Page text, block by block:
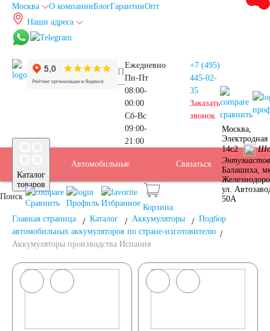
Москва О компанииБлогГарантииОпт
Наши адреса
Ежедневно
Пн-Пт
08:00-
00:00
Сб-Вс
09:00-
21:00
+7 (495)
445-02-
35
Заказать
звонок сравнить
Каталог
товаров
Автомобильные
аккумуляторы
Аккумуляторы для
Подбор
АКБ
Услуги
Бренды
Доставка
Оплата
Б/У
Контакты
Связаться Москва
Москва,
14с2
Энтузиастов
Балашиха,
ул.
50А
Поиск
Сравнить Профиль Избранное Корзина
Главная страница
Каталог Аккумуляторы
Подбор
автомобильных аккумуляторов по стране-изготовителю
Аккумуляторы производства Испания